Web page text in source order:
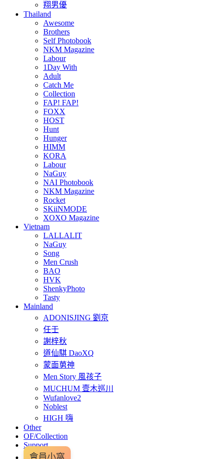
翔男優
Thailand
Awesome
Brothers
Self Photobook
NKM Magazine
Labour
1Day With
Adult
Catch Me
Collection
FAP! FAP!
FOXX
HOST
Hunt
Hunger
HIMM
KORA
Labour
NaGuy
NAI Photobook
NKM Magazine
Rocket
SKiiNMODE
XOXO Magazine
Vietnam
LALLALIT
NaGuy
Song
Men Crush
BAO
HVK
ShenkyPhoto
Tasty
Mainland
ADONISJING 劉京
任壬
謝梓秋
道仙騏 DaoXQ
蒙面莮神
Men Story 風孩子
MUCHUM 壹木巡川
Wufanlove2
Noblest
HIGH 嗨
Other
OF/Collection
Support